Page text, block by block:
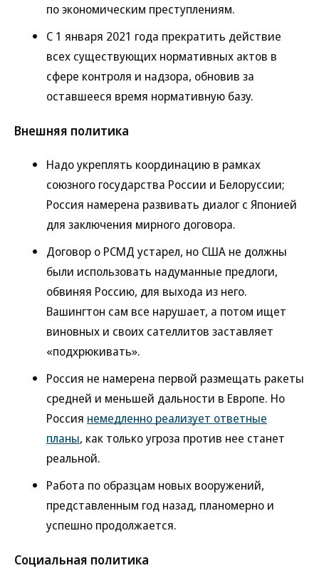
по экономическим преступлениям.
С 1 января 2021 года прекратить действие
всех существующих нормативных актов в
сфере контроля и надзора, обновив за
оставшееся время нормативную базу.
Внешняя политика
Надо укреплять координацию в рамках
союзного государства России и Белоруссии;
Россия намерена развивать диалог с Японией
для заключения мирного договора.
Договор о РСМД устарел, но США не должны
были использовать надуманные предлоги,
обвиняя Россию, для выхода из него.
Вашингтон сам все нарушает, а потом ищет
виновных и своих сателлитов заставляет
«подхрюкивать».
Россия не намерена первой размещать ракеты
средней и меньшей дальности в Европе. Но
Россия немедленно реализует ответные
планы, как только угроза против нее станет
реальной.
Работа по образцам новых вооружений,
представленным год назад, планомерно и
успешно продолжается.
Социальная политика